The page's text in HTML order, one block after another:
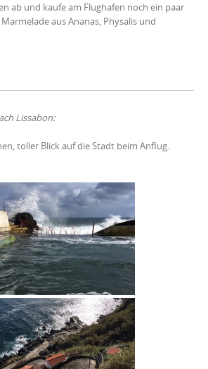
ab und kaufe am Flughafen noch ein paar
aus Ananas, Physalis und
Lissabon:
toller Blick auf die Stadt beim Anflug.